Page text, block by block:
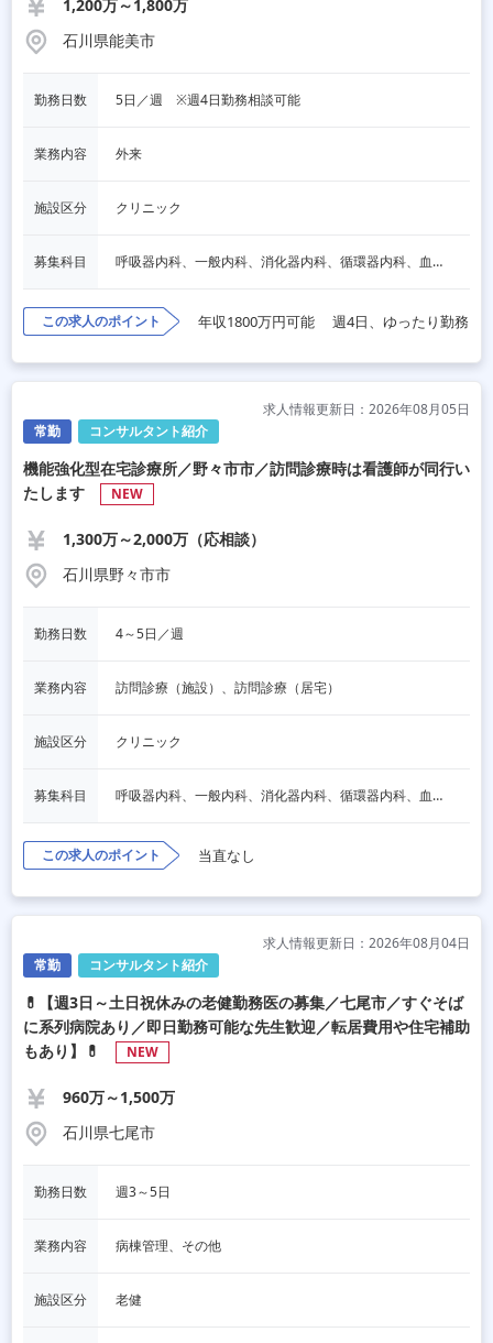
1,200万～1,800万
石川県能美市
勤務日数 5日／週　※週4日勤務相談可能
業務内容 外来
施設区分 クリニック
募集科目 呼吸器内科、一般内科、消化器内科、循環器内科、血液内科、脳神経内科、内分泌内科、老人内科、その他
この求人のポイント 年収1800万円可能 週4日、ゆったり勤務
常勤 コンサルタント紹介
求人情報更新日：2026年08月05日
機能強化型在宅診療所／野々市市／訪問診療時は看護師が同行い
たします
NEW
1,300万～2,000万（応相談）
石川県野々市市
勤務日数 4～5日／週
業務内容 訪問診療（施設）、訪問診療（居宅）
施設区分 クリニック
募集科目 呼吸器内科、一般内科、消化器内科、循環器内科、血液内科、脳神経内科、内分泌内科、老人内科、一般外科、消化器外科、その他
この求人のポイント 当直なし
常勤 コンサルタント紹介
求人情報更新日：2026年08月04日
💊【週3日～土日祝休みの老健勤務医の募集／七尾市／すぐそば
に系列病院あり／即日勤務可能な先生歓迎／転居費用や住宅補助
もあり】💊
NEW
960万～1,500万
石川県七尾市
勤務日数 週3～5日
業務内容 病棟管理、その他
施設区分 老健